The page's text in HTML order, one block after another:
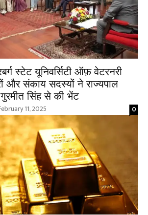
स्टेट यूनिवर्सिटी ऑफ़ वेटरनरी
और संकाय सदस्यों ने राज्यपाल
सिंह से की भेंट
11, 2025 0